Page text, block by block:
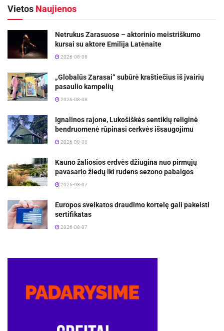
Vietos Naujienos
Netrukus Zarasuose – aktorinio meistriškumo
kursai su aktore Emilija Latėnaite
2026-08-08
„Globalūs Zarasai“ subūrė kraštiečius iš įvairių
pasaulio kampelių
2026-08-08
Ignalinos rajone, Lukošiškės sentikių religinė
bendruomenė rūpinasi cerkvės išsaugojimu
2026-08-08
Kauno žaliosios erdvės džiugina nuo pirmųjų
pavasario žiedų iki rudens sezono pabaigos
2026-08-07
Europos sveikatos draudimo kortelę gali pakeisti
sertifikatas
2026-08-07